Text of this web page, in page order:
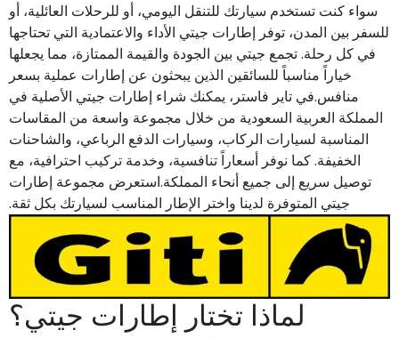
سواء كنت تستخدم سيارتك للتنقل اليومي، أو للرحلات العائلية، أو
للسفر بين المدن، توفر إطارات جيتي الأداء والاعتمادية التي تحتاجها
في كل رحلة. تجمع جيتي بين الجودة والقيمة الممتازة، مما يجعلها
خياراً مناسباً للسائقين الذين يبحثون عن إطارات عملية بسعر
منافس.في تاير فاستر، يمكنك شراء إطارات جيتي الأصلية في
المملكة العربية السعودية من خلال مجموعة واسعة من المقاسات
المناسبة لسيارات الركاب، وسيارات الدفع الرباعي، والشاحنات
الخفيفة. كما نوفر أسعاراً تنافسية، وخدمة تركيب احترافية، مع
توصيل سريع إلى جميع أنحاء المملكة.استعرض مجموعة إطارات
جيتي المتوفرة لدينا واختر الإطار المناسب لسيارتك بكل ثقة.
لماذا تختار إطارات جيتي؟